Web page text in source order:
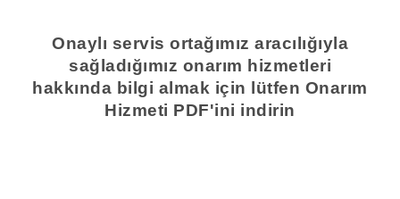
Onaylı servis ortağımız aracılığıyla
sağladığımız onarım hizmetleri
hakkında bilgi almak için lütfen Onarım
Hizmeti PDF'ini indirin